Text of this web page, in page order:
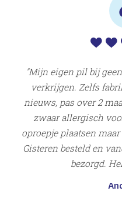
Mijn eigen pil bij
verkrijgen. Zelfs
nieuws, pas over 2
zwaar allergisch
oproepje plaatsen
Gisteren besteld en
bezorgd.